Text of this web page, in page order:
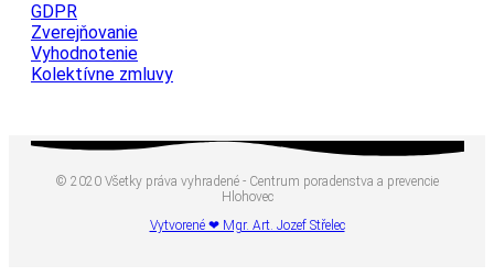
GDPR
Zverejňovanie
Vyhodnotenie
Kolektívne zmluvy
© 2020 Všetky práva vyhradené - Centrum poradenstva a prevencie
Hlohovec
Vytvorené ❤ Mgr. Art. Jozef Střelec